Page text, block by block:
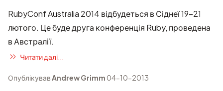
RubyConf Australia 2014 відбудеться в Сіднеї 19-21
лютого. Це буде друга конференція Ruby, проведена
в Австралії.
Читати далі...
ОпублікувавAndrew Grimm 04-10-2013